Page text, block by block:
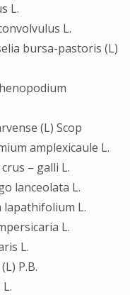
L.
L.
bursa-pastoris (L)
(L) Scop
amplexicaule L.
– galli L.
lanceolata L.
lapathifolium L.
L.
L.
P.B.